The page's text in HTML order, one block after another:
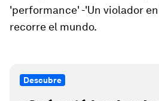
'performance' -'Un violador
recorre el mundo.
Descubre